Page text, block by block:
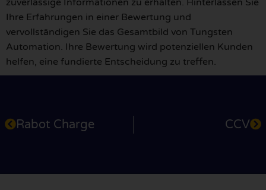
Ihre Erfahrungen in einer Bewertung und
vervollständigen Sie das Gesamtbild von Tungsten
Automation. Ihre Bewertung wird potenziellen Kunden
helfen, eine fundierte Entscheidung zu treffen.
Rabot Charge CCV